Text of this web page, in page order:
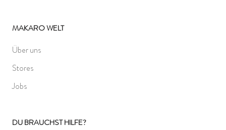
MAKARO WELT
Über uns
Stores
Jobs
DU BRAUCHST HILFE?